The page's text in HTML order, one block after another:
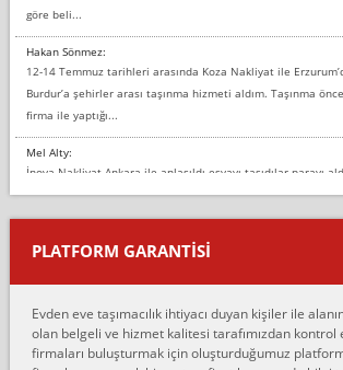
göre beli...
Hakan Sönmez:
12-14 Temmuz tarihleri arasında Koza Nakliyat ile
Burdur’a şehirler arası taşınma hizmeti aldım. Taşınma
firma ile yaptığı...
Mel Alty:
İnova Nakliyat Ankara ile anlaşıldı eşyayı taşıdılar parayı
Salon duvarına bir baktım birisi boydan alüminyum renkli
yapıştırm...
Murat:
çalıştıklarını, müş...
Ahmet:
PLATFORM GARANTİSİ
Evden eve taşımacılık ihtiyacı duyan kişiler ile
olan belgeli ve hizmet kalitesi tarafımızdan kontrol
firmaları buluşturmak için oluşturduğumuz